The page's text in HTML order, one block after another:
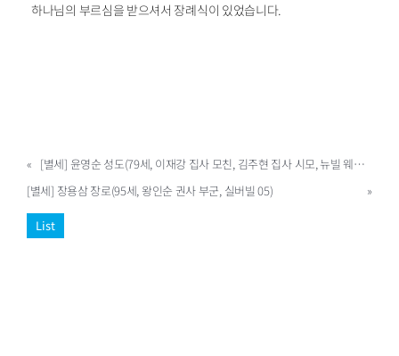
하나님의 부르심을 받으셔서 장례식이 있었습니다.
«
[별세] 윤영순 성도(79세, 이재강 집사 모친, 김주현 집사 시모, 뉴빌 웨스트02)
[별세] 장용삼 장로(95세, 왕인순 권사 부군, 실버빌 05)
»
List